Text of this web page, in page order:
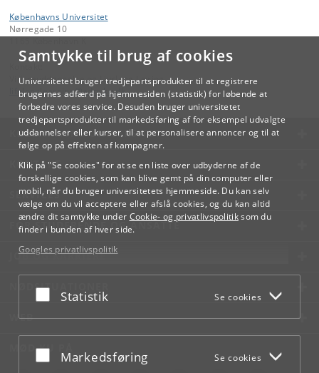
Samtykke til brug af cookies
Universitetet bruger tredjepartsprodukter til at registrere
brugernes adfærd på hjemmesiden (statistik) for løbende at
forbedre vores service. Desuden bruger universitetet
tredjepartsprodukter til markedsføring af for eksempel udvalgte
uddannelser eller kurser, til at personalisere annoncer og til at
følge op på effekten af kampagner.
Klik på "Se cookies" for at se en liste over udbyderne af de
forskellige cookies, som kan blive gemt på din computer eller
mobil, når du bruger universitetets hjemmeside. Du kan selv
vælge om du vil acceptere eller afslå cookies, og du kan altid
ændre dit samtykke under Cookie- og privatlivspolitiksom du
finder i bunden af hver side.
Googles privatlivspolitik
Acceptér eller afslå
Statistik Se cookies
Acceptér eller afslå
Markedsføring Se cookies
Københavns Universitet
Nørregade 10
Videreuddannelse og Livslang Læring
lifelonglearning@adm.ku.dk
KØBENHAVNS UNIVERSITET
KONTAKT
SERVICES
FOR STUDERENDE OG ANSATTE
JOB OG KARRIERE
NØDSITUATIONER
WEB
MØD KU PÅ